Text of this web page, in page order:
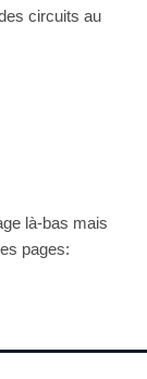
circuits au
là-bas mais
pages: